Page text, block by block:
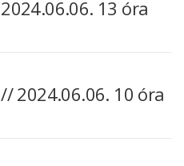
13 óra
2024.06.06. 10 óra